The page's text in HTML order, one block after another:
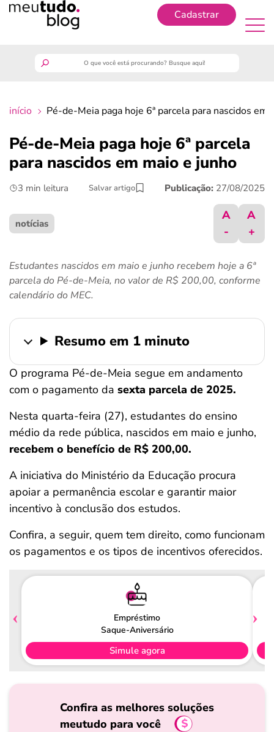
Cadastrar
finanças
benefícios
crédito fácil
ferramentas
início Pé-de-Meia paga hoje 6ª parcela para nascidos em
Pé-de-Meia paga hoje 6ª parcela
para nascidos em maio e junho
3 min leitura Salvar artigo Publicação: 27/08/2025
notícias
A
-
A
+
Estudantes nascidos em maio e junho recebem hoje a 6ª
parcela do Pé-de-Meia, no valor de R$ 200,00, conforme
calendário do MEC.
Resumo em 1 minuto
O programa Pé-de-Meia segue em andamento
com o pagamento da sexta parcela de 2025.
Nesta quarta-feira (27), estudantes do ensino
médio da rede pública, nascidos em maio e junho,
recebem o benefício de R$ 200,00.
A iniciativa do Ministério da Educação procura
apoiar a permanência escolar e garantir maior
incentivo à conclusão dos estudos.
Confira, a seguir, quem tem direito, como funcionam
os pagamentos e os tipos de incentivos oferecidos.
Empréstimo
Saque-Aniversário
Simule agora
Confira as melhores soluções
meutudo para você